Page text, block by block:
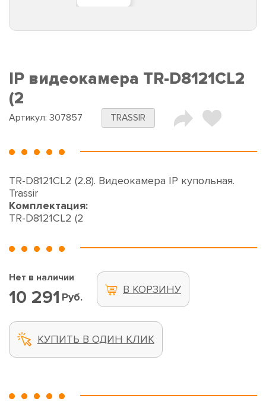
IP видеокамера TR-D8121CL2
(2
Артикул: 307857 TRASSIR
TR-D8121CL2 (2.8). Видеокамера IP купольная.
Trassir
Комплектация:
TR-D8121CL2 (2
Нет в наличии
10 291 Руб.
В КОРЗИНУ
КУПИТЬ В ОДИН КЛИК